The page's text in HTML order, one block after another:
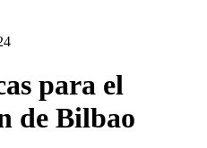
para el
de Bilbao